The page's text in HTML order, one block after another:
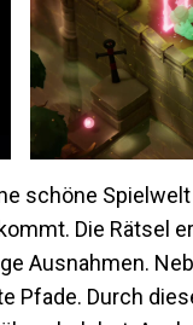
schöne
Die Rätsel
Ausnahmen.
Durch